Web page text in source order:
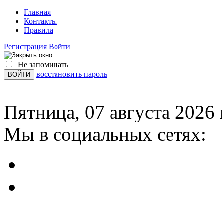
Главная
Контакты
Правила
Регистрация Войти
Не запоминать
восстановить пароль
Пятница, 07 августа 2026
Мы в социальных сетях: